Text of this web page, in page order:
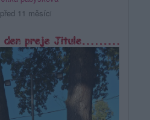
před 11 měsíci